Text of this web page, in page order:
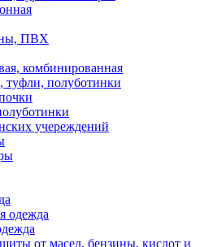
ПВХ
комбинированная
туфли, полуботинки
учереждений
одежда
от масел, бензины, кислот и